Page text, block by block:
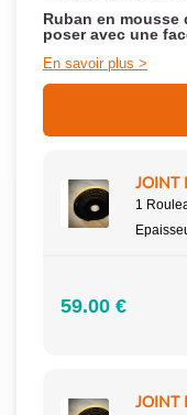
Ruban en mousse
poser avec une
En savoir plus
JOINT
1
59.00 €
JOINT